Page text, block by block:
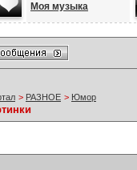
Моя музыка
> РАЗНОЕ > Юмор